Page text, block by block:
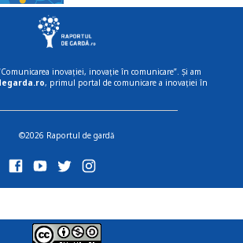
inovației, inovație în comunicare”. Și am
, primul portal de comunicare a inovației în
©2026 Raportul de gardă